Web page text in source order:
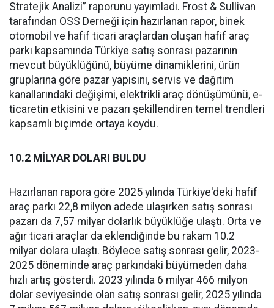
Stratejik Analizi” raporunu yayımladı. Frost & Sullivan
tarafından OSS Derneği için hazırlanan rapor, binek
otomobil ve hafif ticari araçlardan oluşan hafif araç
parkı kapsamında Türkiye satış sonrası pazarının
mevcut büyüklüğünü, büyüme dinamiklerini, ürün
gruplarına göre pazar yapısını, servis ve dağıtım
kanallarındaki değişimi, elektrikli araç dönüşümünü, e-
ticaretin etkisini ve pazarı şekillendiren temel trendleri
kapsamlı biçimde ortaya koydu.
10.2 MİLYAR DOLARI BULDU
Hazırlanan rapora göre 2025 yılında Türkiye'deki hafif
araç parkı 22,8 milyon adede ulaşırken satış sonrası
pazarı da 7,57 milyar dolarlık büyüklüğe ulaştı. Orta ve
ağır ticari araçlar da eklendiğinde bu rakam 10.2
milyar dolara ulaştı. Böylece satış sonrası gelir, 2023-
2025 döneminde araç parkındaki büyümeden daha
hızlı artış gösterdi. 2023 yılında 6 milyar 466 milyon
dolar seviyesinde olan satış sonrası gelir, 2025 yılında